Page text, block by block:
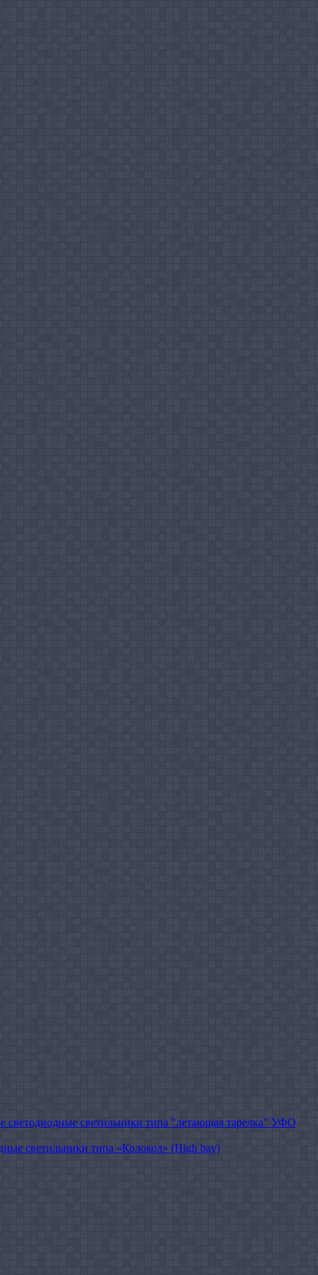
светильники типа "летающая тарелка" УФО
светильники типа «Колокол» (High bay)